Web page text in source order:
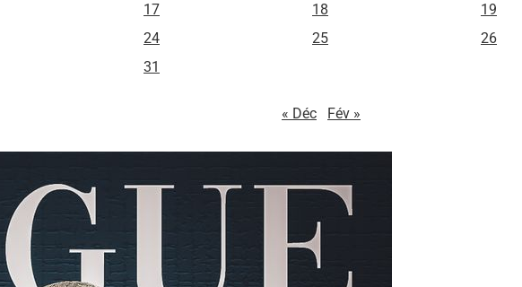
17 18
19
24 25
26
31
« Déc Fév »